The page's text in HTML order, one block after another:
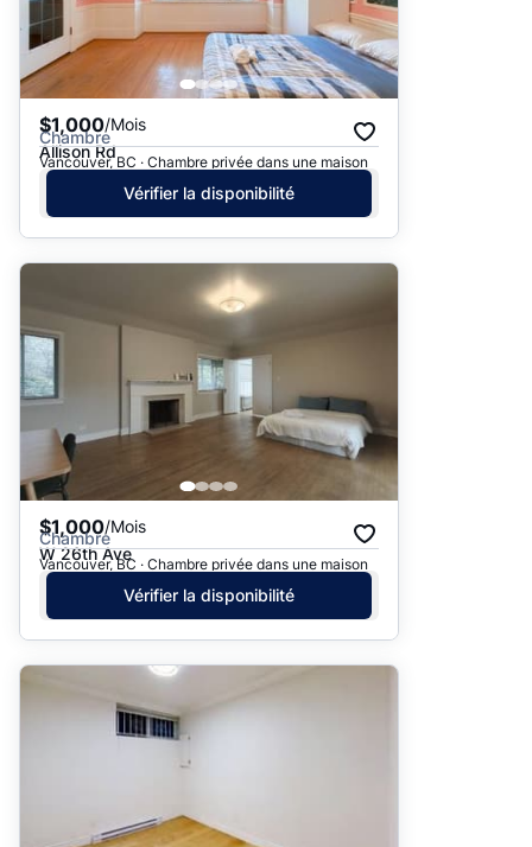
$1,000/Mois
Chambre
Allison Rd
Vancouver, BC · Chambre privée dans une maison
Vérifier la disponibilité
$1,000/Mois
Chambre
W 26th Ave
Vancouver, BC · Chambre privée dans une maison
Vérifier la disponibilité